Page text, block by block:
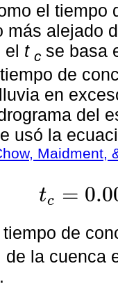
el tiempo
más alejado
el t c se basa
de
en
del
usó la
Maidment,
tc =
tc=0.000325L
tiempo de
de la cuenca